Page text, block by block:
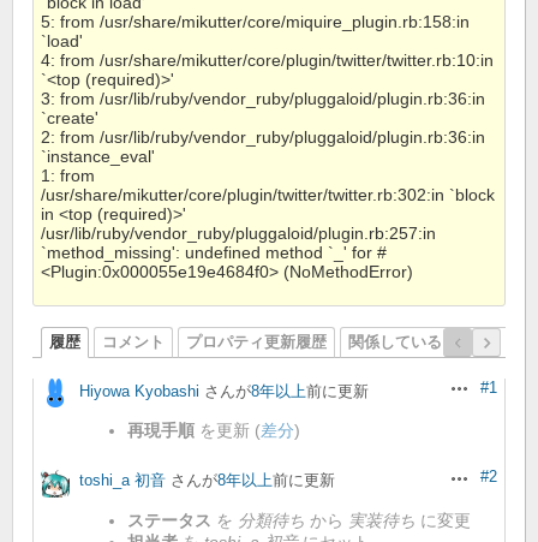
5: from /usr/share/mikutter/core/miquire_plugin.rb:158:in
`load'
4: from /usr/share/mikutter/core/plugin/twitter/twitter.rb:10:in
`<top (required)>'
3: from /usr/lib/ruby/vendor_ruby/pluggaloid/plugin.rb:36:in
`create'
2: from /usr/lib/ruby/vendor_ruby/pluggaloid/plugin.rb:36:in
`instance_eval'
1: from
/usr/share/mikutter/core/plugin/twitter/twitter.rb:302:in `block
in <top (required)>'
/usr/lib/ruby/vendor_ruby/pluggaloid/plugin.rb:257:in
`method_missing': undefined method `_' for #
<Plugin:0x000055e19e4684f0> (NoMethodError)
履歴 コメント プロパティ更新履歴 関係しているリビジョン
操作#1
Hiyowa Kyobashi さんが8年以上前に更新
再現手順 を更新 (差分)
操作#2
toshi_a 初音 さんが8年以上前に更新
ステータス を 分類待ち から 実装待ち に変更